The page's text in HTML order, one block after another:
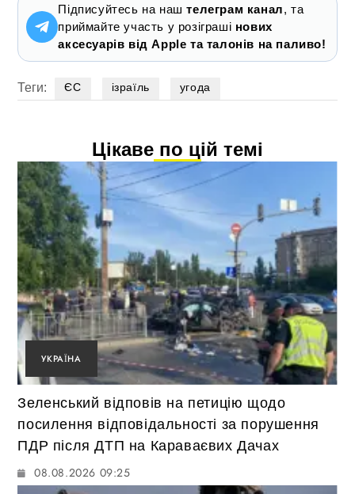
Підписуйтесь на наштелеграм канал, та
приймайте участь у розіграші нових
аксесуарів від Apple та талонів на паливо!
Теги: ЄС ізраїль угода
Цікаве по цій темі
УКРАЇНА
Зеленський відповів на петицію щодо
посилення відповідальності за порушення
ПДР після ДТП на Караваєвих Дачах
08.08.2026 09:25